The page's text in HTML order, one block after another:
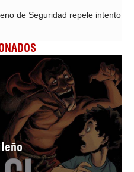
de Seguridad repele intento